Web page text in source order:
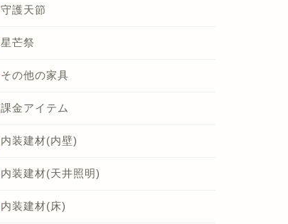
守護天節
星芒祭
その他の家具
課金アイテム
内装建材(内壁)
内装建材(天井照明)
内装建材(床)